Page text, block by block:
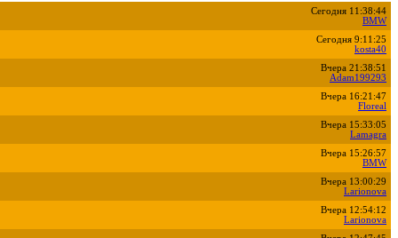
Сегодня 11:38:44
BMW
Сегодня 9:11:25
kosta40
Вчера 21:38:51
Adam199293
Вчера 16:21:47
Floreal
Вчера 15:33:05
Lamagra
Вчера 15:26:57
BMW
Вчера 13:00:29
Larionova
Вчера 12:54:12
Larionova